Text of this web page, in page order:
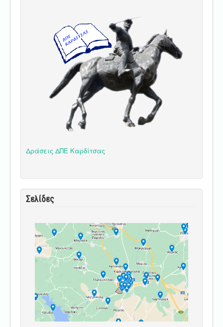
Δράσεις ΔΠΕ Καρδίτσας
Σελίδες